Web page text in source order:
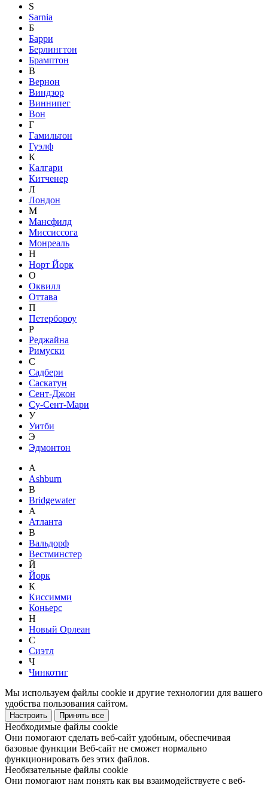
S
Sarnia
Б
Барри
Берлингтон
Брамптон
В
Вернон
Виндзор
Виннипег
Вон
Г
Гамильтон
Гуэлф
К
Калгари
Китченер
Л
Лондон
М
Мансфилд
Миссиссога
Монреаль
Н
Норт Йорк
О
Оквилл
Оттава
П
Петербороу
Р
Реджайна
Римуски
С
Садбери
Саскатун
Сент-Джон
Су-Сент-Мари
У
Уитби
Э
Эдмонтон
A
Ashburn
B
Bridgewater
А
Атланта
В
Вальдорф
Вестминстер
Й
Йорк
К
Киссимми
Коньерс
Н
Новый Орлеан
С
Сиэтл
Ч
Чинкотиг
Мы используем файлы cookie и другие технологии для вашего
удобства пользования сайтом.
Настроить Принять все
Необходимые файлы cookie
Они помогают сделать веб-сайт удобным, обеспечивая
базовые функции Веб-сайт не сможет нормально
функционировать без этих файлов.
Необязательные файлы cookie
Они помогают нам понять как вы взаимодействуете с веб-